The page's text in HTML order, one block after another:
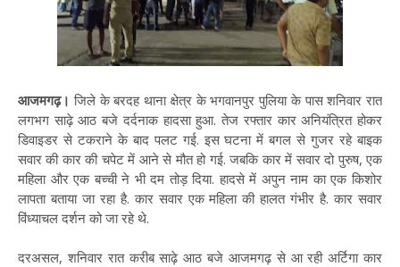
आजमगढ़। जिले के बरदह थाना क्षेत्र के भगवानपुर पुलिया के पास शनिवार रात
लगभग साढ़े आठ बजे दर्दनाक हादसा हुआ. तेज रफ्तार कार अनियंत्रित होकर
डिवाइडर से टकराने के बाद पलट गई. इस घटना में बगल से गुजर रहे बाइक
सवार की कार की चपेट में आने से मौत हो गई. जबकि कार में सवार दो पुरुष, एक
महिला और एक बच्ची ने भी दम तोड़ दिया. हादसे में अपुन नाम का एक किशोर
लापता बताया जा रहा है. कार सवार एक महिला की हालत गंभीर है. कार सवार
विंध्याचल दर्शन को जा रहे थे.
दरअसल, शनिवार रात करीब साढ़े आठ बजे आजमगढ़ से आ रही अर्टिगा कार